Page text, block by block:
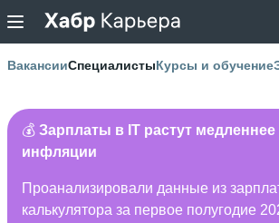
ВакансииСпециалистыКурсы и обучение
💰 Зарплаты в IT растут медленнее
инфляции
Проанализировали данные из
калькулятора за первое полугодие